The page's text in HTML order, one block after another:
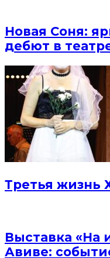
Новая Соня:
дебют в
Третья жизнь
Выставка «На
Авиве: